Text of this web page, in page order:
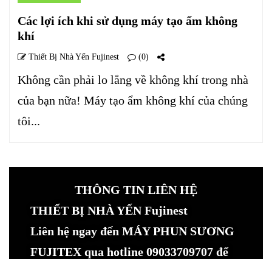
Các lợi ích khi sử dụng máy tạo ẩm không
khí
Thiết Bị Nhà Yến Fujinest (0)
Không cần phải lo lắng về không khí trong nhà
của bạn nữa! Máy tạo ẩm không khí của chúng
tôi...
THÔNG TIN LIÊN HỆ
THIẾT BỊ NHÀ YẾN Fujinest
Liên hệ ngay đến MÁY PHUN SƯƠNG
FUJITEX qua hotline 09033709707 để